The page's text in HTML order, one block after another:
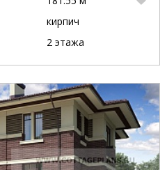
кирпич
2 этажа